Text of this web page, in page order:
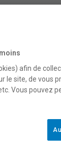
langue II
afin de
le site, de vous
Vous pouvez